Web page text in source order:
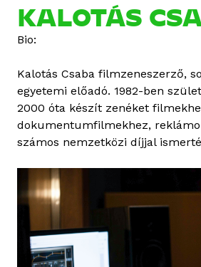
o
u
o
j
a
n
a
c
KALOTÁS
Bio:
Kalotás Csaba filmzeneszerző,
egyetemi előadó. 1982-ben
2000 óta készít zenéket
dokumentumfilmekhez,
számos nemzetközi díjjal